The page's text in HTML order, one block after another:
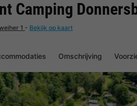
Omschrijving
Camping
1 - Bekijk op kaart